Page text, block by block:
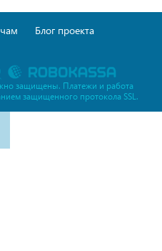
Блог проекта
защищены. Платежи и работа
защищенного протокола SSL.